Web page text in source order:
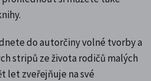
do autorčiny volné tvorby a
stripů ze života rodičů malých
let zveřejňuje na své